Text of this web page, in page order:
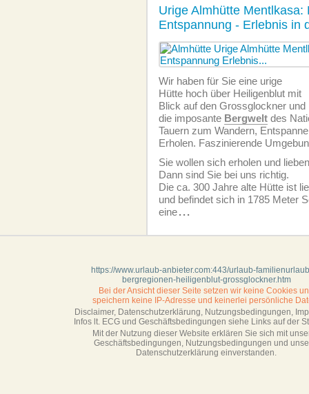
Urige Almhütte Mentlkasa:
Entspannung - Erlebnis in
Wir haben für Sie eine urige
Hütte hoch über Heiligenblut mit
Blick auf den Grossglockner und
die imposante Bergwelt des
Tauern zum Wandern,
Erholen. Faszinierende
Sie wollen sich erholen und
Dann sind Sie bei uns richtig.
Die ca. 300 Jahre alte Hütte ist
und befindet sich in 1785 Meter
eine...
https://www.urlaub-anbieter.com:443/urlaub-
bergregionen-heiligenblut-grossglockner.htm
Bei der Ansicht dieser Seite setzen wir keine Cookies
speichern keine IP-Adresse und keinerlei persönliche
Disclaimer, Datenschutzerklärung, Nutzungsbedingungen,
Infos lt. ECG und Geschäftsbedingungen siehe Links auf der
Mit der Nutzung dieser Website erklären Sie sich mit
Geschäftsbedin­gungen, Nutzungsbedingungen und
Datenschutzerklärung einverstanden.